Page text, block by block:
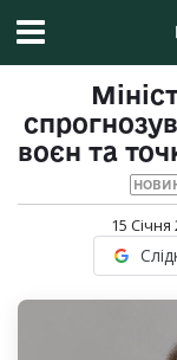
воєн та
15 Січня